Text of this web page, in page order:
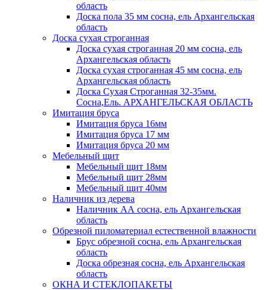
область
Доска пола 35 мм сосна, ель Архангельская
область
Доска сухая строганная
Доска сухая строганная 20 мм сосна, ель
Архангельская область
Доска сухая строганная 45 мм сосна, ель
Архангельская область
Доска Сухая Строганная 32-35мм.
Сосна,Ель. АРХАНГЕЛЬСКАЯ ОБЛАСТЬ
Имитация бруса
Имитация бруса 16мм
Имитация бруса 17 мм
Имитация бруса 20 мм
Мебельный щит
Мебельный щит 18мм
Мебельный щит 28мм
Мебельный щит 40мм
Наличник из дерева
Наличник АА сосна, ель Архангельская
область
Обрезной пиломатериал естественной влажности
Брус обрезной сосна, ель Архангельская
область
Доска обрезная сосна, ель Архангельская
область
ОКНА И СТЕКЛОПАКЕТЫ